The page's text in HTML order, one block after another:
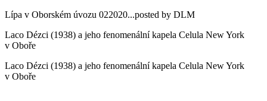
Lípa v Oborském úvozu 022020...posted by DLM
Laco Dézci (1938) a jeho fenomenální kapela Celula New York
v Oboře
Laco Dézci (1938) a jeho fenomenální kapela Celula New York
v Oboře